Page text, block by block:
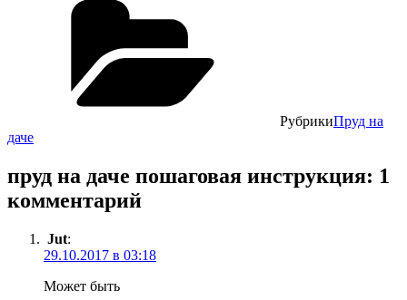
РубрикиПруд на
даче
пруд на даче пошаговая инструкция: 1
комментарий
Jut:
29.10.2017 в 03:18
Может быть